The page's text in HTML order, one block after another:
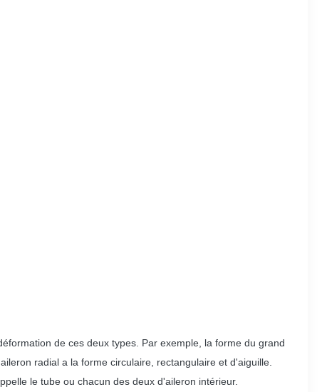
de ces deux types. Par exemple, la forme du grand
radial a la forme circulaire, rectangulaire et d'aiguille.
le tube ou chacun des deux d'aileron intérieur.